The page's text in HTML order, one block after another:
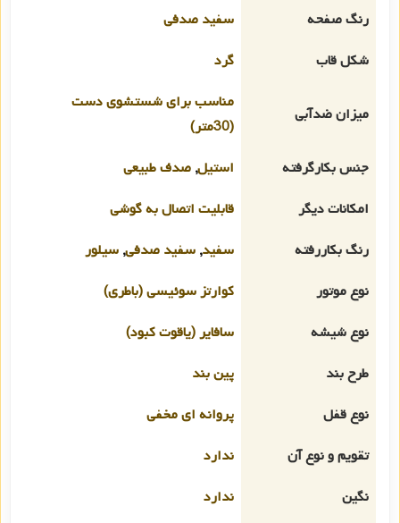
رنگ صفحه
سفید صدفی
شکل قاب
گرد
میزان ضدآبی
مناسب برای شستشوی دست
(30متر)
جنس بکارگرفته
استیل, صدف طبیعی
امکانات دیگر
قابلیت اتصال به گوشی
رنگ بکاررفته
سفید, سفید صدفی, سیلور
نوع موتور
کوارتز سوئیسی (باطری)
نوع شیشه
سافایر (یاقوت کبود)
طرح بند
پین بند
نوع قفل
پروانه ای مخفی
تقویم و نوع آن
ندارد
نگین
ندارد